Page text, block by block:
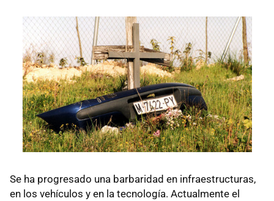
Se ha progresado una barbaridad en infraestructuras,
en los vehículos y en la tecnología. Actualmente el